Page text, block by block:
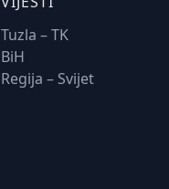
Tuzla – TK
BiH
Regija – Svijet